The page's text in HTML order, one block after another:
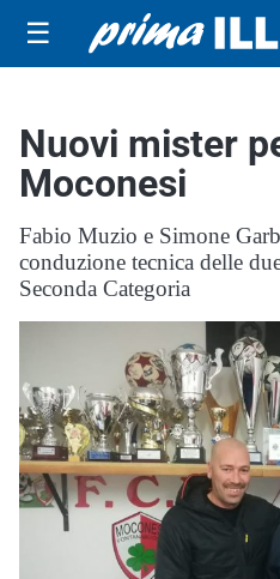
☰
Nuovi mister
Moconesi
Fabio Muzio e Simone
conduzione tecnica delle
Seconda Categoria